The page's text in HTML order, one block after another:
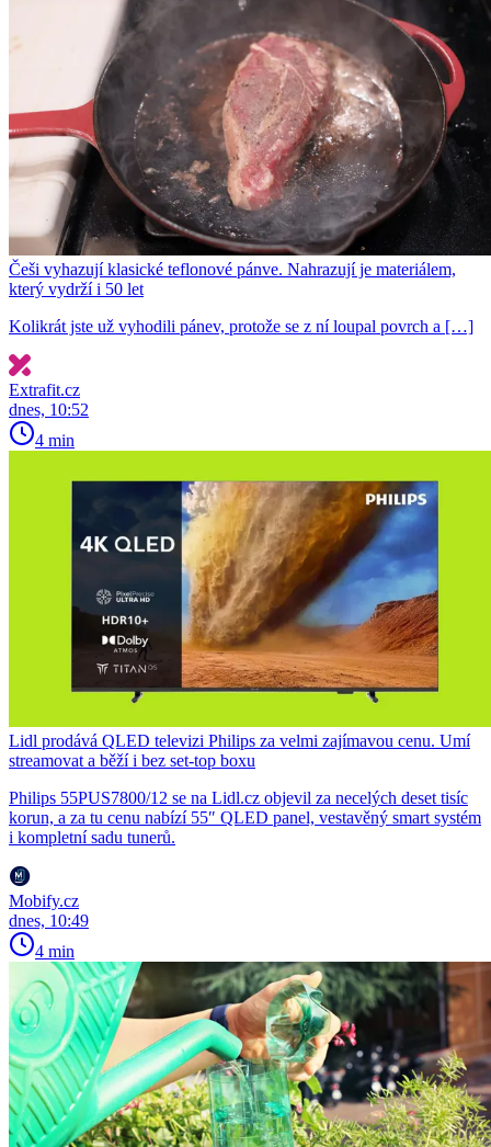
Češi vyhazují klasické teflonové pánve. Nahrazují je materiálem,
který vydrží i 50 let
Kolikrát jste už vyhodili pánev, protože se z ní loupal povrch a […]
Extrafit.cz
dnes, 10:52
4 min
Lidl prodává QLED televizi Philips za velmi zajímavou cenu. Umí
streamovat a běží i bez set-top boxu
Philips 55PUS7800/12 se na Lidl.cz objevil za necelých deset tisíc
korun, a za tu cenu nabízí 55″ QLED panel, vestavěný smart systém
i kompletní sadu tunerů.
Mobify.cz
dnes, 10:49
4 min